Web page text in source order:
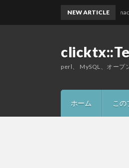
perl、 MySQL、オープ
ホーム この
NEW ARTICLE
macOS Tahoeに